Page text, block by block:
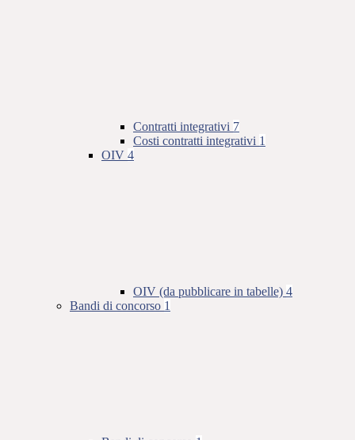
Contratti integrativi 7
Costi contratti integrativi 1
OIV 4
OIV (da pubblicare in tabelle) 4
Bandi di concorso 1